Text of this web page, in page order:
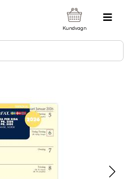
Kundvagn